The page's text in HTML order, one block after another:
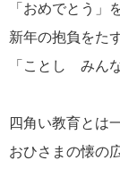
「おめでとう」
新年の抱負をた
「ことし みん
四角い教育とは
おひさまの懐の